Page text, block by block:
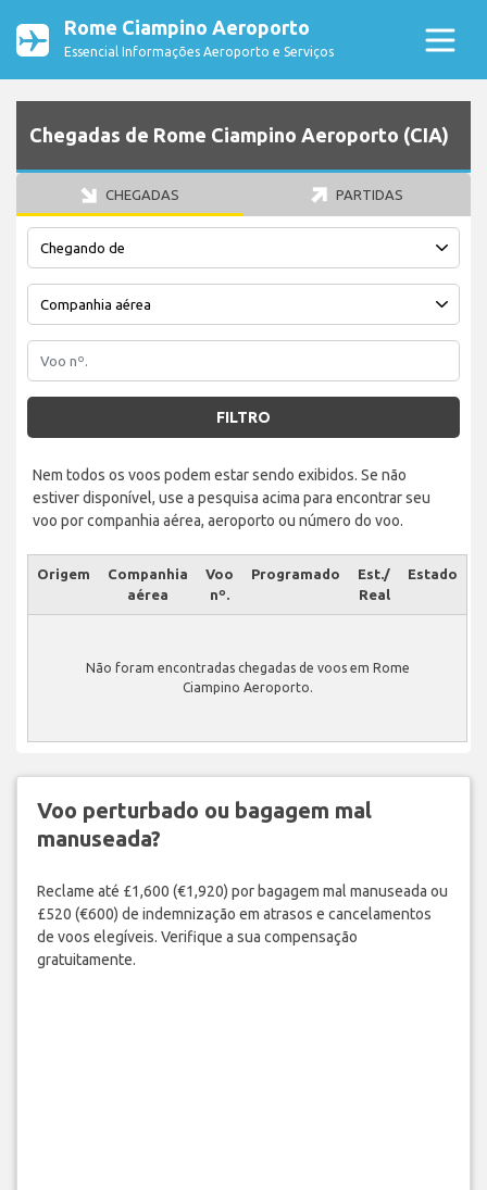
Rome Ciampino Aeroporto
Essencial Informações Aeroporto e Serviços
Chegadas de Rome Ciampino Aeroporto (CIA)
CHEGADAS PARTIDAS
FILTRO
Nem todos os voos podem estar sendo exibidos. Se não
estiver disponível, use a pesquisa acima para encontrar seu
voo por companhia aérea, aeroporto ou número do voo.
Origem
Companhia
aérea
Voo
nº.
Programado
Est./
Real
Estado
Não foram encontradas chegadas de voos em Rome
Ciampino Aeroporto.
Voo perturbado ou bagagem mal
manuseada?
Reclame até £1,600 (€1,920) por bagagem mal manuseada ou
£520 (€600) de indemnização em atrasos e cancelamentos
de voos elegíveis. Verifique a sua compensação
gratuitamente.